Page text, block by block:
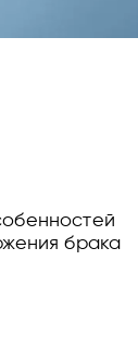
брака